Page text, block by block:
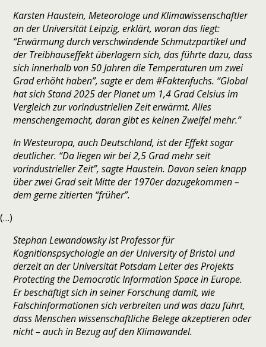
Karsten Haustein, Meteorologe und Klimawissenschaftler
an der Universität Leipzig, erklärt, woran das liegt:
“Erwärmung durch verschwindende Schmutzpartikel und
der Treibhauseffekt überlagern sich, das führte dazu, dass
sich innerhalb von 50 Jahren die Temperaturen um zwei
Grad erhöht haben”, sagte er dem #Faktenfuchs. “Global
hat sich Stand 2025 der Planet um 1,4 Grad Celsius im
Vergleich zur vorindustriellen Zeit erwärmt. Alles
menschengemacht, daran gibt es keinen Zweifel mehr.”
In Westeuropa, auch Deutschland, ist der Effekt sogar
deutlicher. “Da liegen wir bei 2,5 Grad mehr seit
vorindustrieller Zeit”, sagte Haustein. Davon seien knapp
über zwei Grad seit Mitte der 1970er dazugekommen –
dem gerne zitierten “früher”.
(…)
Stephan Lewandowsky ist Professor für
Kognitionspsychologie an der University of Bristol und
derzeit an der Universität Potsdam Leiter des Projekts
Protecting the Democratic Information Space in Europe.
Er beschäftigt sich in seiner Forschung damit, wie
Falschinformationen sich verbreiten und was dazu führt,
dass Menschen wissenschaftliche Belege akzeptieren oder
nicht – auch in Bezug auf den Klimawandel.